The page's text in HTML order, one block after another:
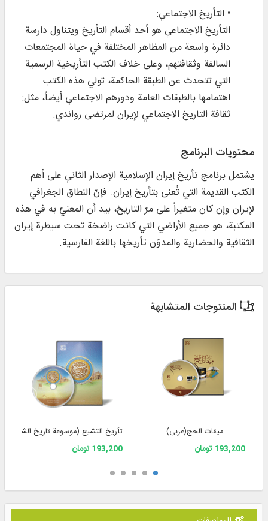
• التأريخ الاجتماعي:
التأريخ الاجتماعي هو أحد أقسام التأريخ ويتناول دارسة
دائرة واسعة من المظاهر المختلفة في حياة المجتمعات
السالفة وثقافتهم، وعلى خلاف الكتب التأريخية الرسمية
التي تتحدث عن الطبقة الحاكمة، تولي هذه الكتب
اهتمامها بالطبقات العامة ودورهم الاجتماعي أيضاً، مثل:
ثقافة التاريخ الاجتماعي لإيران لمرتضی رواندي.
محتويات البرنامج
يشتمل برنامج تأريخ إيران الإسلامية الإصدار الثاني على أهم
الكتب القديمة التي تُعنى بتأريخ إيران. فإنّ النطاق الجغرافي
لإيران وإن كان متغيراً على مرّ التاريخ، بيد أن المعنيّ به في هذه
المكتبة، هو جميع الأراضي التي كانت راضخة تحت سيطرة إيران
الثقافية والحضارية والمدوّن تأريخها باللغة الفارسية.
المنتوجات المتشابهة
میقات الحج(عربی)
193,200 تومان
تأريخ التشيع (موسوعة تاريخ الشيعة)
193,200 تومان